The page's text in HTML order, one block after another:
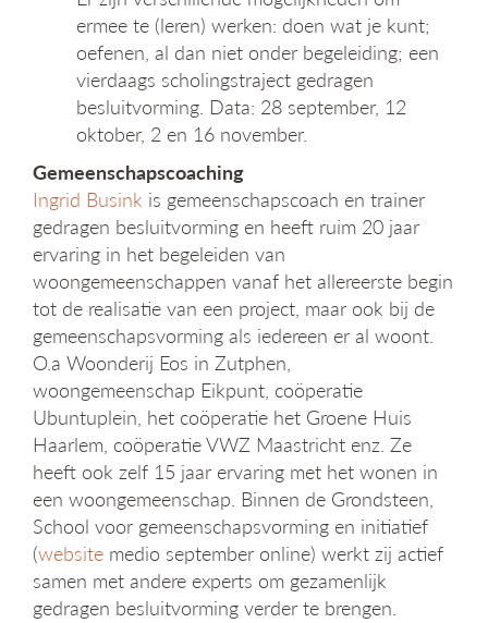
ermee te (leren) werken: doen wat je kunt;
oefenen, al dan niet onder begeleiding; een
vierdaags scholingstraject gedragen
besluitvorming. Data: 28 september, 12
oktober, 2 en 16 november.
Gemeenschapscoaching
Ingrid Busink is gemeenschapscoach en trainer
gedragen besluitvorming en heeft ruim 20 jaar
ervaring in het begeleiden van
woongemeenschappen vanaf het allereerste begin
tot de realisatie van een project, maar ook bij de
gemeenschapsvorming als iedereen er al woont.
O.a Woonderij Eos in Zutphen,
woongemeenschap Eikpunt, coöperatie
Ubuntuplein, het coöperatie het Groene Huis
Haarlem, coöperatie VWZ Maastricht enz. Ze
heeft ook zelf 15 jaar ervaring met het wonen in
een woongemeenschap. Binnen de Grondsteen,
School voor gemeenschapsvorming en initiatief
(website medio september online) werkt zij actief
samen met andere experts om gezamenlijk
gedragen besluitvorming verder te brengen.